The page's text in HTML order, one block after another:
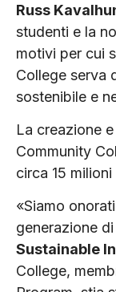
Russ
studenti e la
motivi per cui
College serva
sostenibile e
La creazione
Community
circa 15
«Siamo
generazione
Sustainable
College,